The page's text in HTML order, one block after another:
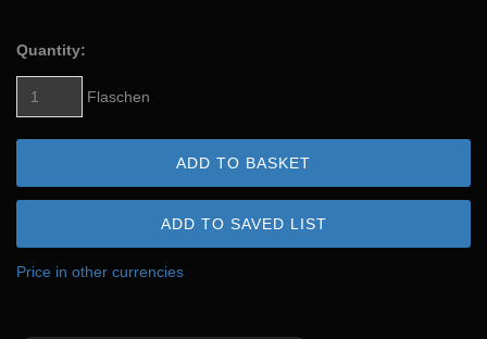
Quantity:
Flaschen
ADD TO BASKET
ADD TO SAVED LIST
Price in other currencies